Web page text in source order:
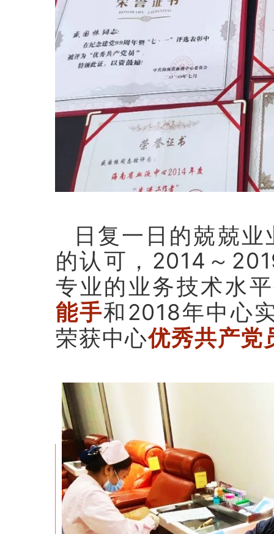
日复一日的兢兢
的认可，2014～
专业的业务技术水
能手和2018年中心
荣获中心优秀共产党